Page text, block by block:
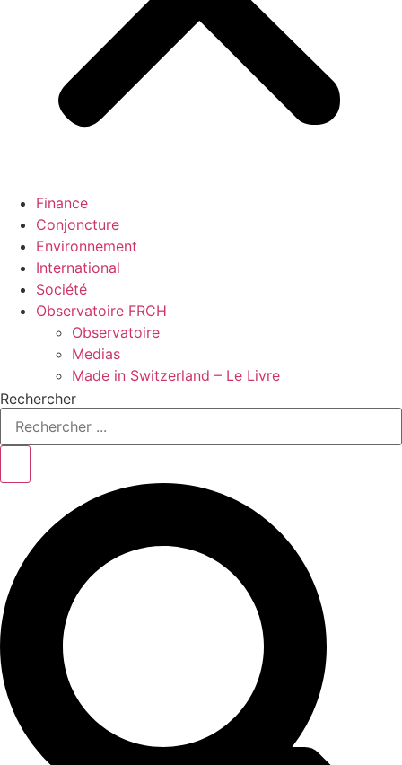
Finance
Conjoncture
Environnement
International
Société
Observatoire FRCH
Observatoire
Medias
Made in Switzerland – Le Livre
Rechercher